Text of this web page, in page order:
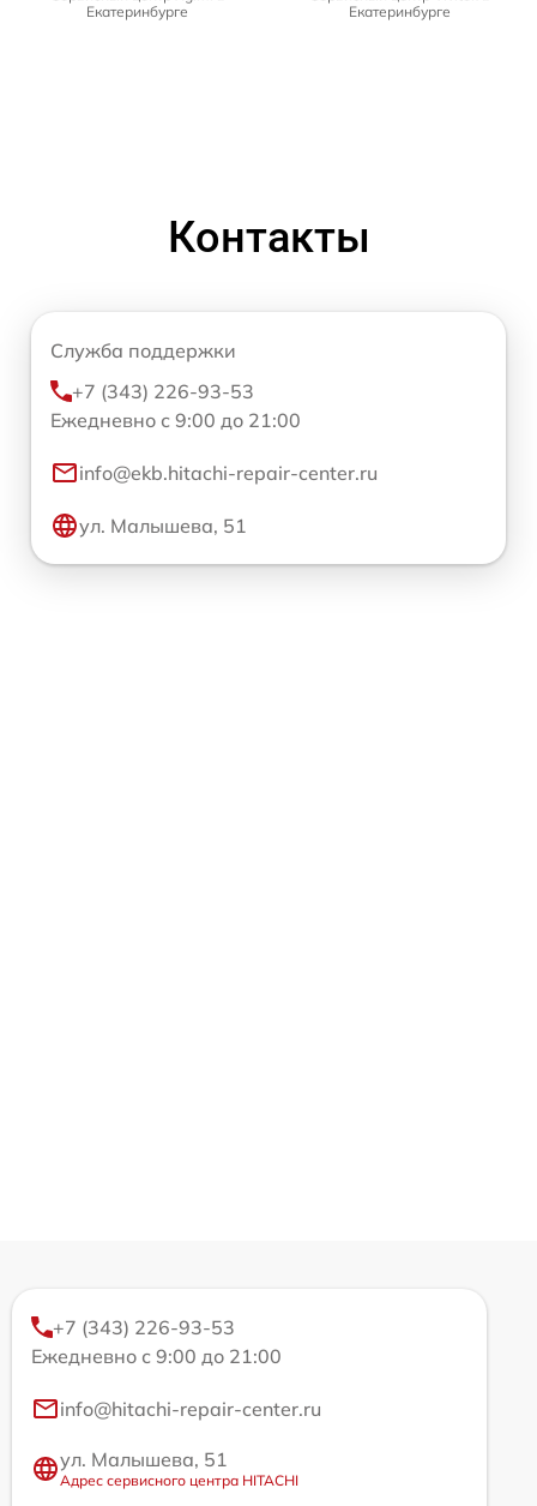
Екатеринбурге
Екатеринбурге
Контакты
Служба поддержки
+7 (343) 226-93-53
Ежедневно с 9:00 до 21:00
info@ekb.hitachi-repair-center.ru
ул. Малышева, 51
+7 (343) 226-93-53
Ежедневно с 9:00 до 21:00
info@hitachi-repair-center.ru
ул. Малышева, 51
Адрес сервисного центра HITACHI